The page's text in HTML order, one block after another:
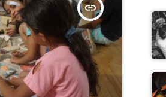
insert_link